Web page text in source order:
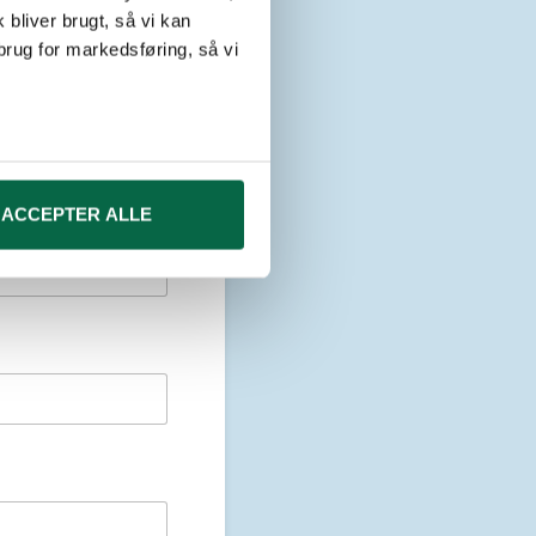
bliver brugt, så vi kan
for markedsføring, så vi
og til at analysere
oplysninger, du har givet
ACCEPTER ALLE
din tid.